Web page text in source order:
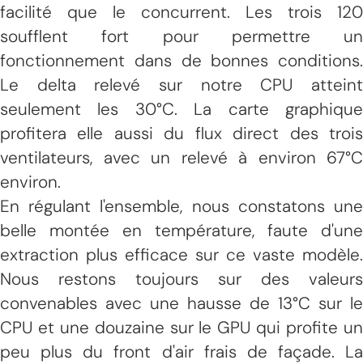
facilité que le concurrent. Les trois 120
soufflent fort pour permettre un
fonctionnement dans de bonnes conditions.
Le delta relevé sur notre CPU atteint
seulement les 30°C. La carte graphique
profitera elle aussi du flux direct des trois
ventilateurs, avec un relevé à environ 67°C
environ.
En régulant l'ensemble, nous constatons une
belle montée en température, faute d'une
extraction plus efficace sur ce vaste modèle.
Nous restons toujours sur des valeurs
convenables avec une hausse de 13°C sur le
CPU et une douzaine sur le GPU qui profite un
peu plus du front d'air frais de façade. La